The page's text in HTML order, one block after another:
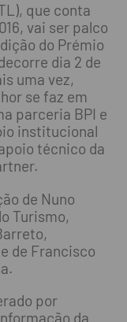
que conta
vai ser palco
do Prémio
dia 2 de
uma vez,
se faz em
parceria BPI e
institucional
técnico da
de Nuno
Turismo,
de Francisco
por
da